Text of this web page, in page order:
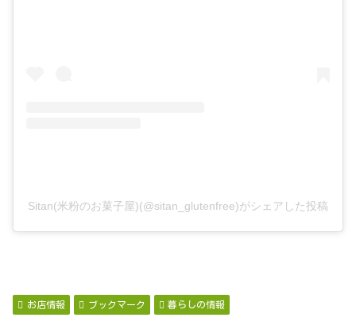
Sitan(米粉のお菓子屋)(@sitan_glutenfree)がシェアした投稿
お店情報 ブックマーク 暮らしの情報